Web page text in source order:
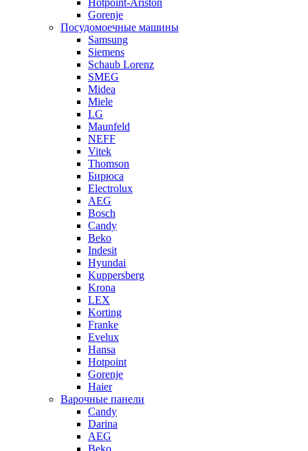
Hotpoint-Ariston
Gorenje
Посудомоечные машины
Samsung
Siemens
Schaub Lorenz
SMEG
Midea
Miele
LG
Maunfeld
NEFF
Vitek
Thomson
Бирюса
Electrolux
AEG
Bosch
Candy
Beko
Indesit
Hyundai
Kuppersberg
Krona
LEX
Korting
Franke
Evelux
Hansa
Hotpoint
Gorenje
Haier
Варочные панели
Candy
Darina
AEG